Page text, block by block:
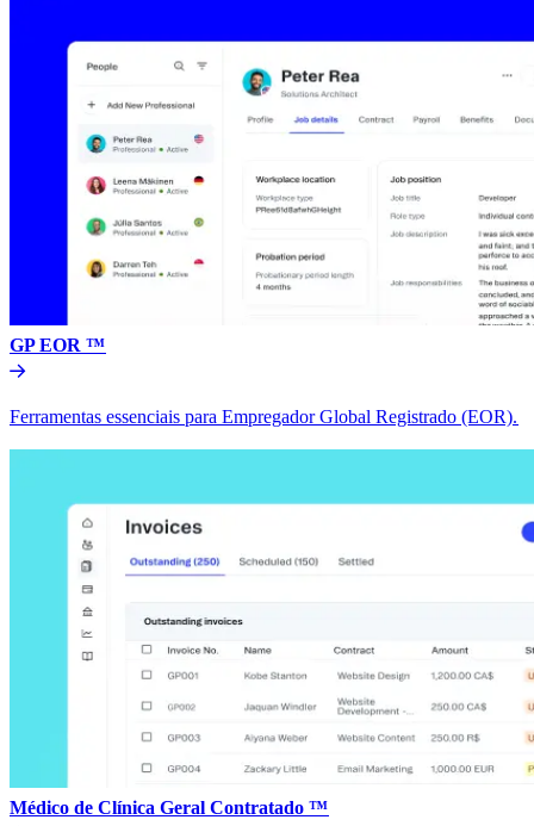
GP EOR ™​​
Ferramentas essenciais para Empregador Global Registrado (EOR).​​
Médico de Clínica Geral Contratado ™​​